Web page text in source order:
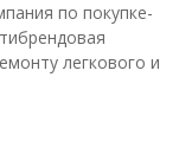
по покупке-
легкового и